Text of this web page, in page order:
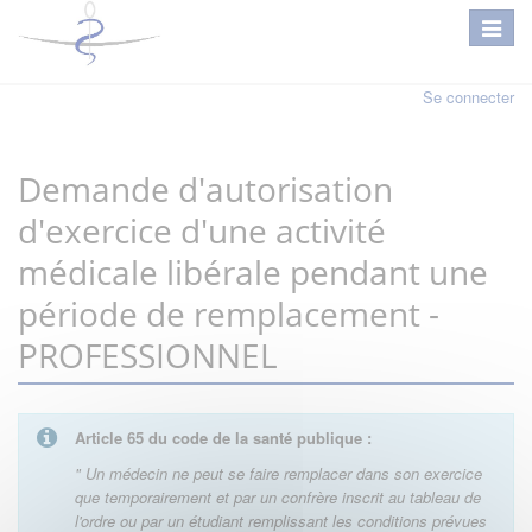
Se connecter
Demande d'autorisation
d'exercice d'une activité
médicale libérale pendant une
période de remplacement -
PROFESSIONNEL
Article 65 du code de la santé publique :
" Un médecin ne peut se faire remplacer dans son exercice
que temporairement et par un confrère inscrit au tableau de
l'ordre ou par un étudiant remplissant les conditions prévues